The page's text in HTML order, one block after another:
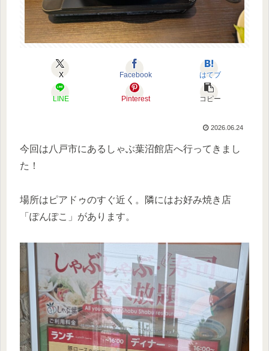
X Facebook はてブ
LINE Pinterest コピー
2026.06.24
今回は八戸市にあるしゃぶ葉沼館店へ行ってきまし
た！
場所はピアドゥのすぐ近く。隣にはお好み焼き店
「ぽんぽこ」があります。